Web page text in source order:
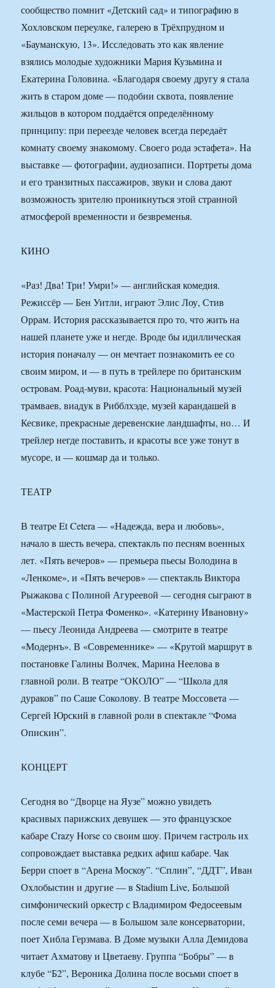
сообщество помнит «Детский сад» и типографию в
Хохловском переулке, галерею в Трёхпрудном и
«Бауманскую, 13». Исследовать это как явление
взялись молодые художники Мария Кузьмина и
Екатерина Головина. «Благодаря своему другу я стала
жить в старом доме — подобии сквота, появление
жильцов в котором поддаётся определённому
принципу: при переезде человек всегда передаёт
комнату своему знакомому. Своего рода эстафета». На
выставке — фотографии, аудиозаписи. Портреты дома
и его транзитных пассажиров, звуки и слова дают
возможность зрителю проникнуться этой странной
атмосферой временности и безвременья.
КИНО
«Раз! Два! Три! Умри!» — английская комедия.
Режиссёр — Бен Уитли, играют Элис Лоу, Стив
Оррам. История рассказывается про то, что жить на
нашей планете уже и негде. Вроде бы идиллическая
история поначалу — он мечтает познакомить ее со
своим миром, и — в путь в трейлере по британским
островам. Роад-муви, красота: Национальный музей
трамваев, виадук в Рибблхэде, музей карандашей в
Кесвике, прекрасные деревенские ландшафты, но… И
трейлер негде поставить, и красоты все уже тонут в
мусоре, и — кошмар да и только.
ТЕАТР
В театре Et Cetera — «Надежда, вера и любовь»,
начало в шесть вечера, спектакль по песням военных
лет. «Пять вечеров» — премьера пьесы Володина в
«Ленкоме», и «Пять вечеров» — спектакль Виктора
Рыжакова с Полиной Агуреевой — сегодня сыграют в
«Мастерской Петра Фоменко». «Катерину Ивановну»
— пьесу Леонида Андреева — смотрите в театре
«Модернъ». В «Современнике» — «Крутой маршрут в
постановке Галины Волчек, Марина Неелова в
главной роли. В театре “ОКОЛО” — “Школа для
дураков” по Саше Соколову. В театре Моссовета —
Сергей Юрский в главной роли в спектакле “Фома
Опискин”.
КОНЦЕРТ
Сегодня во “Дворце на Яузе” можно увидеть
красивых парижских девушек — это французское
кабаре Crazy Horse со своим шоу. Причем гастроль их
сопровождает выставка редких афиш кабаре. Чак
Берри споет в “Арена Москоу”. “Сплин”, “ДДТ”, Иван
Охлобыстин и другие — в Stadium Live, Большой
симфонический оркестр с Владимиром Федосеевым
после семи вечера — в Большом зале консерватории,
поет Хибла Герзмава. В Доме музыки Алла Демидова
читает Ахматову и Цветаеву. Группа “Бобры” — в
клубе “Б2”, Вероника Долина после восьми споет в